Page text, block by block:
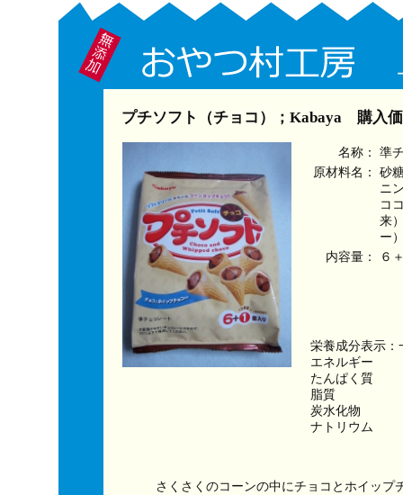
プチソフト（チョコ）；Kabaya 購入
名称：
準
原材料名：
砂
ニ
コ
来
ー
内容量：
６
栄養成分表示：
エネルギー　
たんぱく質　　
脂質　　　　
炭水化物　　　
ナトリウム　　
さくさくのコーンの中にチョコとホイップ